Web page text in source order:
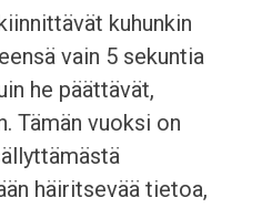
kuhunkin
vain 5 sekuntia
he päättävät,
Tämän vuoksi on
häiritsevää tietoa,